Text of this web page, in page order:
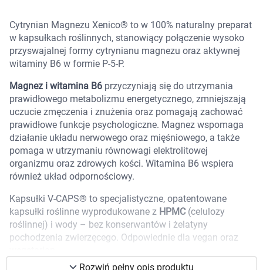
Korzystamy z plików cookies w celu
preferencji. Więcej informacji znajdziesz w
Marki
Cytrynian Magnezu Xenico® to w 100% naturalny preparat
w kapsułkach roślinnych, stanowiący połączenie wysoko
przyswajalnej formy cytrynianu magnezu oraz aktywnej
witaminy B6 w formie P-5-P.
Magnez i witamina B6 przyczyniają się do utrzymania
prawidłowego metabolizmu energetycznego, zmniejszają
uczucie zmęczenia i znużenia oraz pomagają zachować
prawidłowe funkcje psychologiczne. Magnez wspomaga
działanie układu nerwowego oraz mięśniowego, a także
pomaga w utrzymaniu równowagi elektrolitowej
organizmu oraz zdrowych kości. Witamina B6 wspiera
również układ odpornościowy.
Kapsułki V-CAPS® to specjalistyczne, opatentowane
kapsułki roślinne wyprodukowane z HPMC (celulozy
roślinnej) i wody – bez konserwantów i żelatyny
pochodzenia zwierzęcego. Odpowiednie dla vegan oraz
Rozwiń pełny opis produktu